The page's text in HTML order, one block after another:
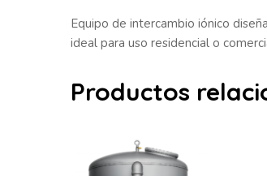
Equipo de intercambio iónico
ideal para uso residencial o
Productos